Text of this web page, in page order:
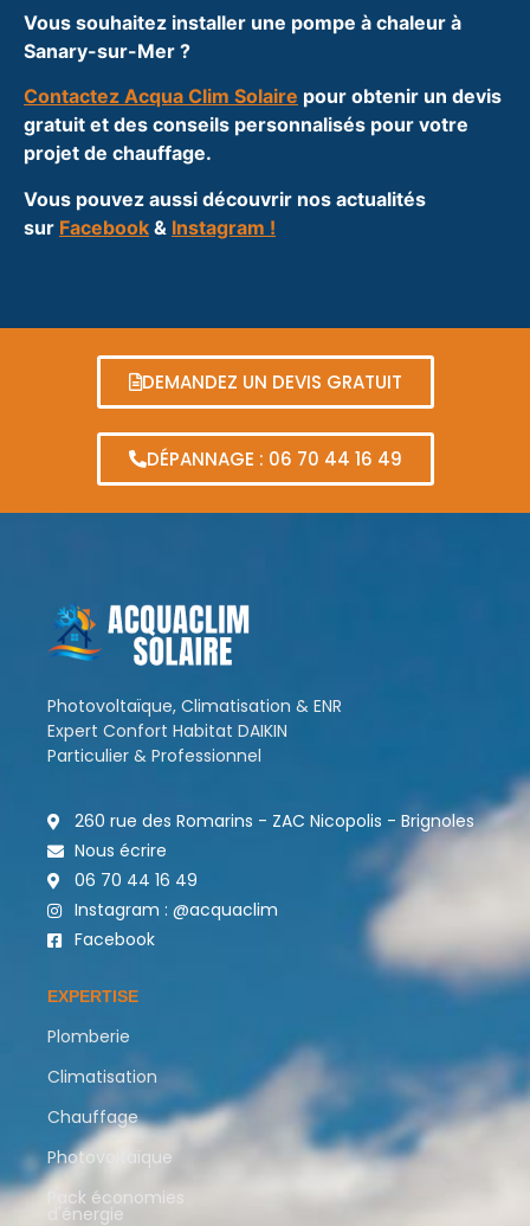
Vous souhaitez installer une pompe à chaleur à
Sanary-sur-Mer ?
Contactez Acqua Clim Solaire pour obtenir un devis
gratuit et des conseils personnalisés pour votre
projet de chauffage.
Vous pouvez aussi découvrir nos actualités
sur Facebook & Instagram !
DEMANDEZ UN DEVIS GRATUIT
DÉPANNAGE : 06 70 44 16 49
Photovoltaïque, Climatisation & ENR
Expert Confort Habitat DAIKIN
Particulier & Professionnel
260 rue des Romarins - ZAC Nicopolis - Brignoles
Nous écrire
06 70 44 16 49
Instagram : @acquaclim
Facebook
EXPERTISE
Plomberie
Climatisation
Chauffage
Photovoltaïque
Pack économies
d'énergie